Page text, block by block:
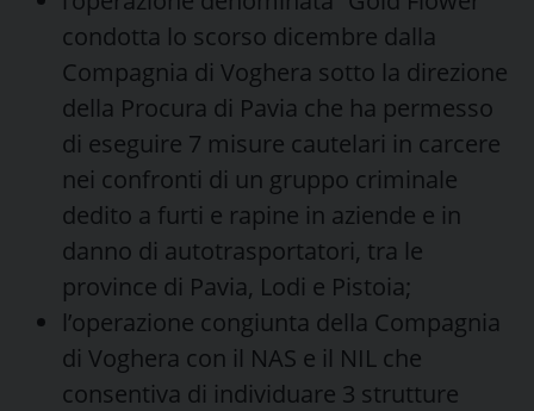
condotta lo scorso dicembre dalla
Compagnia di Voghera sotto la direzione
della Procura di Pavia che ha permesso
di eseguire 7 misure cautelari in carcere
nei confronti di un gruppo criminale
dedito a furti e rapine in aziende e in
danno di autotrasportatori, tra le
province di Pavia, Lodi e Pistoia;
l’operazione congiunta della Compagnia
di Voghera con il NAS e il NIL che
consentiva di individuare 3 strutture